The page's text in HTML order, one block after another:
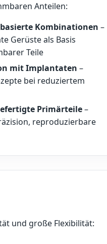
Anteilen:
Kombinationen –
Gerüste als Basis
Teile
mit Implantaten –
bei reduziertem
Primärteile–
reproduzierbare
und große Flexibilität: